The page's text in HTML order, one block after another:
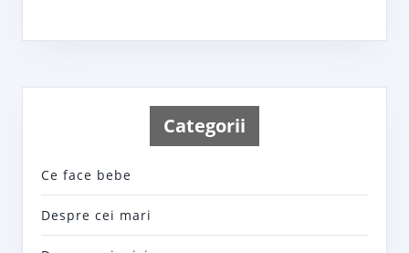
Categorii
Ce face bebe
Despre cei mari